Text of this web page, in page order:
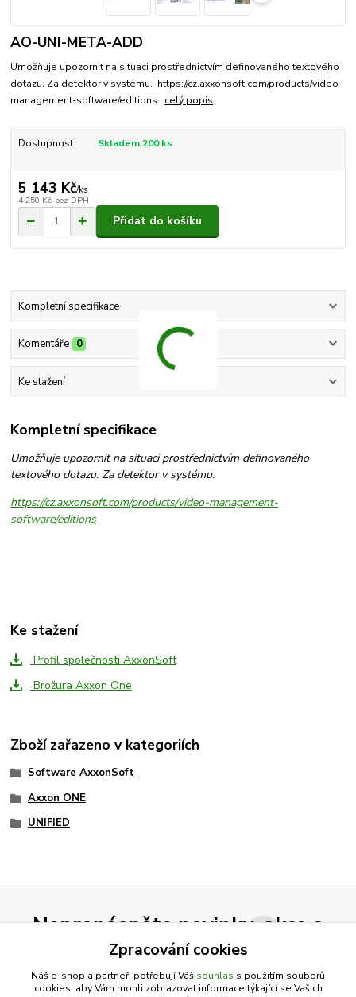
AO-UNI-META-ADD
Umožňuje upozornit na situaci prostřednictvím definovaného textového
dotazu. Za detektor v systému. https://cz.axxonsoft.com/products/video-
management-software/editions celý popis
Dostupnost Skladem 200 ks
5 143 Kč/ks
4 250 Kč bez DPH
Přidat do košíku
Kompletní specifikace
Komentáře 0
Ke stažení
Kompletní specifikace
Umožňuje upozornit na situaci prostřednictvím definovaného
textového dotazu. Za detektor v systému.
https://cz.axxonsoft.com/products/video-management-
software/editions
Ke stažení
Profil společnosti AxxonSoft
Brožura Axxon One
Zboží zařazeno v kategoriích
Software AxxonSoft
Axxon ONE
UNIFIED
Nepropásněte novinky, akce a
slevy!
Zpracování cookies
Náš e-shop a partneři potřebují Váš souhlas s použitím souborů
cookies, aby Vám mohli zobrazovat informace týkající se Vašich